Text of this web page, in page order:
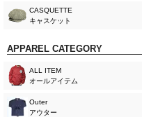
CASQUETTE
キャスケット
APPAREL CATEGORY
ALL ITEM
オールアイテム
Outer
アウター